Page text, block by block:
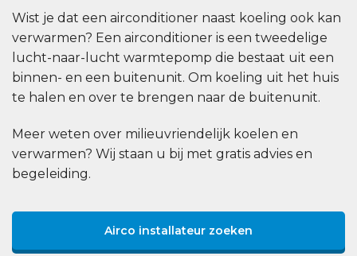
Wist je dat een airconditioner naast koeling ook kan
verwarmen? Een airconditioner is een tweedelige
lucht-naar-lucht warmtepomp die bestaat uit een
binnen- en een buitenunit. Om koeling uit het huis
te halen en over te brengen naar de buitenunit.
Meer weten over milieuvriendelijk koelen en
verwarmen? Wij staan u bij met gratis advies en
begeleiding.
Airco installateur zoeken